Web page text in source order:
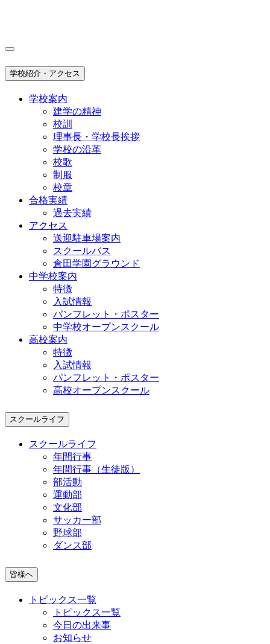
学校紹介・アクセス
学校案内
建学の精神
校訓
理事長・学校長挨拶
学校の沿革
校歌
制服
校章
合格実績
過去実績
アクセス
送迎駐車場案内
スクールバス
倉田学園グラウンド
中学校案内
特徴
入試情報
パンフレット・ポスター
中学校オープンスクール
高校案内
特徴
入試情報
パンフレット・ポスター
高校オープンスクール
スクールライフ
スクールライフ
年間行事
年間行事（生徒版）
部活動
運動部
文化部
サッカー部
野球部
ダンス部
皆様へ
トピックス一覧
トピックス一覧
今日の出来事
お知らせ